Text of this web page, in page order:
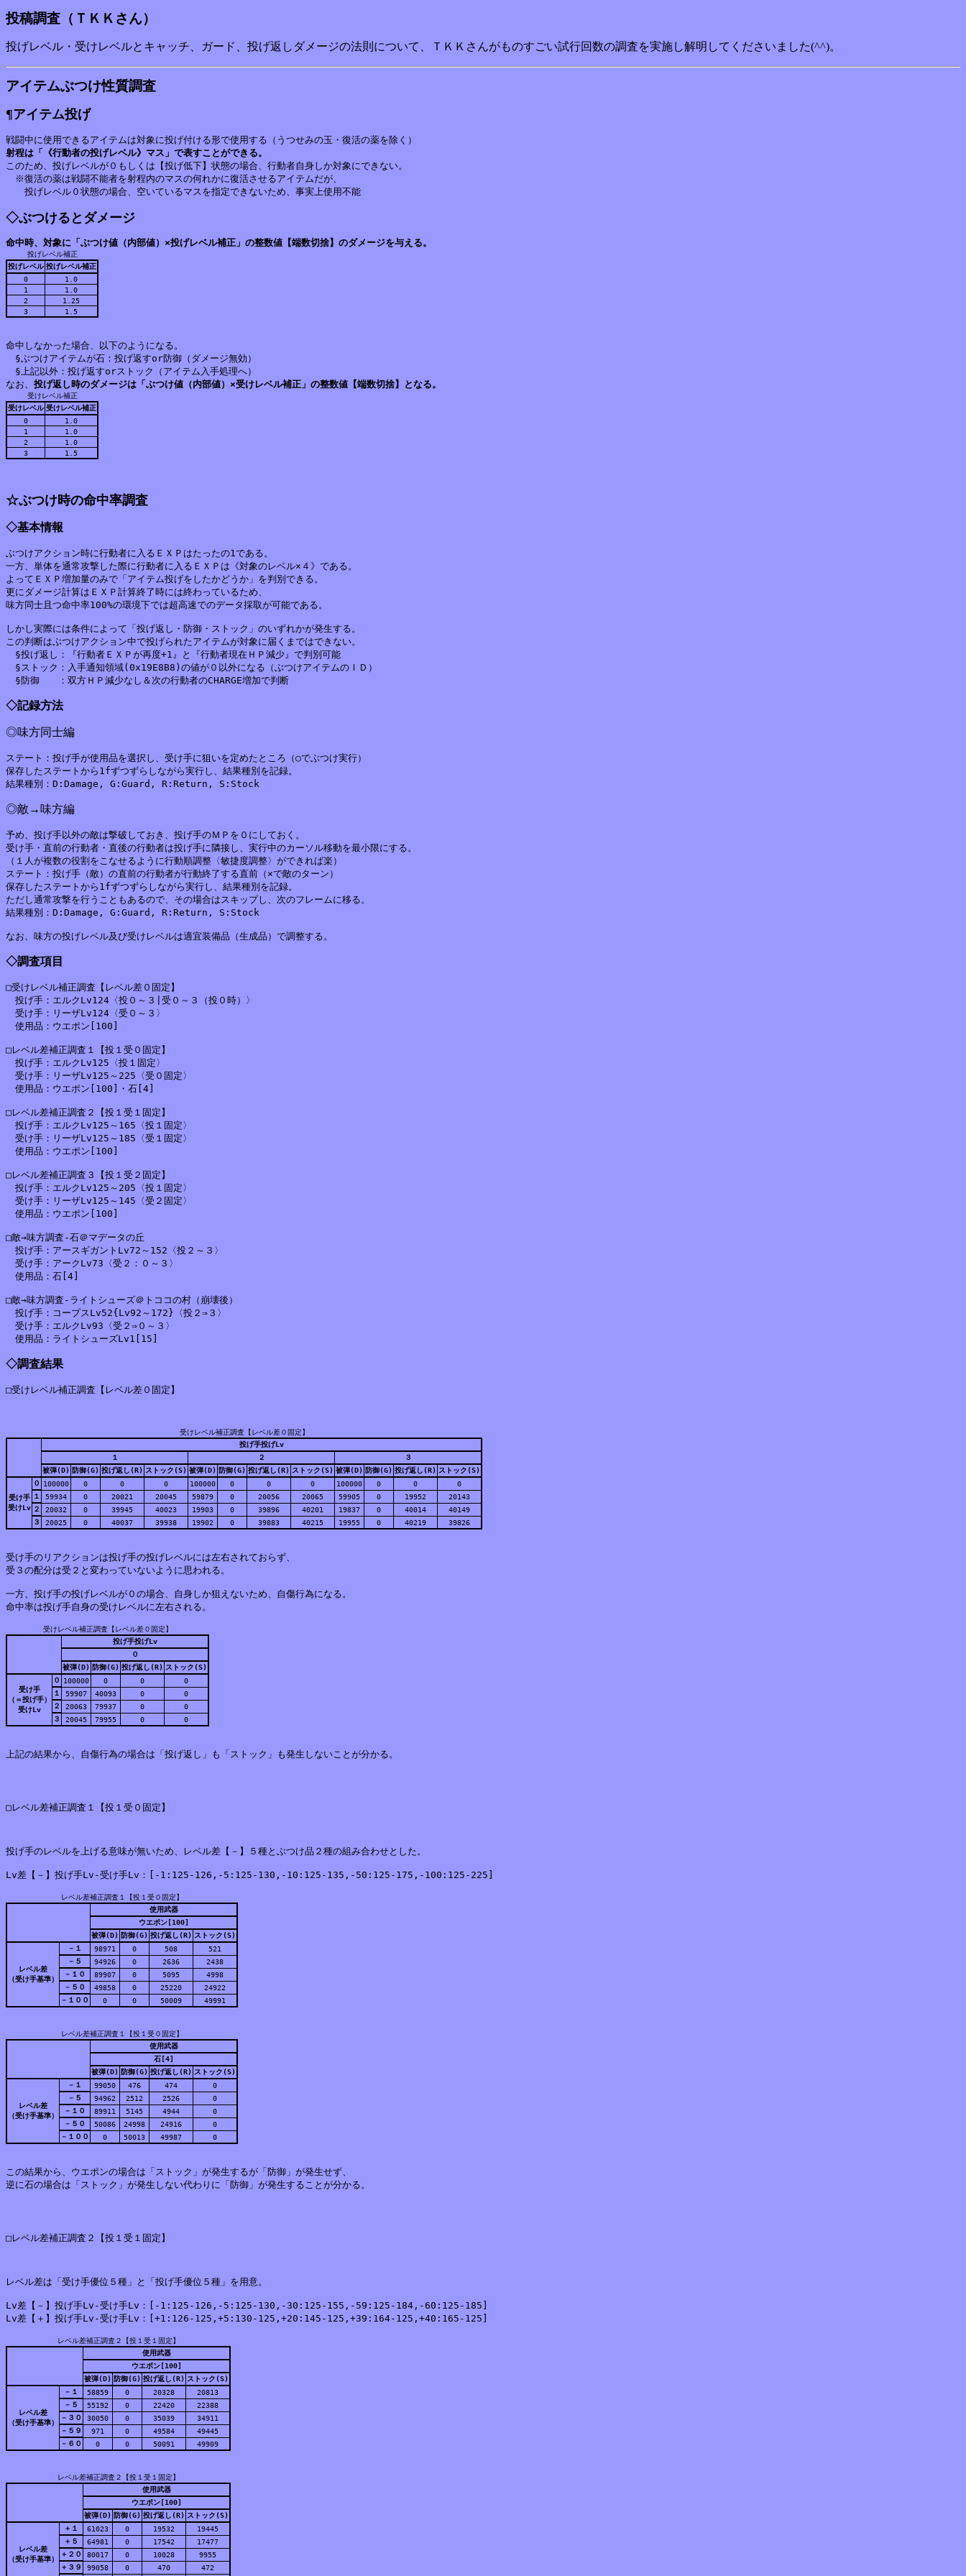
投稿調査（ＴＫＫさん）
投げレベル・受けレベルとキャッチ、ガード、投げ返しダメージの法則について、ＴＫＫさんがものすごい試行回数の調査を実施し解明してくださいました(^^)。
アイテムぶつけ性質調査
¶アイテム投げ
射程は「《行動者の投げレベル》マス」で表すことができる。
このため、投げレベルが０もしくは【投げ低下】状態の場合、行動者自身しか対象にできない。
※復活の薬は戦闘不能者を射程内のマスの何れかに復活させるアイテムだが、
◇ぶつけるとダメージ
命中時、対象に「ぶつけ値（内部値）×投げレベル補正」の整数値【端数切捨】のダメージを与える。
投げレベル補正
投げレベル 投げレベル補正
0
1.0
1
1.0
2
1.25
3
1.5
命中しなかった場合、以下のようになる。
§ぶつけアイテムが石：投げ返すor防御（ダメージ無効）
§上記以外：投げ返すorストック（アイテム入手処理へ）
なお、 投げ返し時のダメージは「ぶつけ値（内部値）×受けレベル補正」の整数値【端数切捨】となる。
受けレベル補正
受けレベル 受けレベル補正
0
1.0
1
1.0
2
1.0
3
1.5
☆ぶつけ時の命中率調査
◇基本情報
ぶつけアクション時に行動者に入るＥＸＰはたったの1である。
一方、単体を通常攻撃した際に行動者に入るＥＸＰは《対象のレベル×４》である。
よってＥＸＰ増加量のみで「アイテム投げをしたかどうか」を判別できる。
更にダメージ計算はＥＸＰ計算終了時には終わっているため、
味方同士且つ命中率100%の環境下では超高速でのデータ採取が可能である。
しかし実際には条件によって「投げ返し・防御・ストック」のいずれかが発生する。
この判断はぶつけアクション中で投げられたアイテムが対象に届くまではできない。
§投げ返し：『行動者ＥＸＰが再度+1』と『行動者現在ＨＰ減少』で判別可能
§ストック：入手通知領域(0x19E8B8)の値が０以外になる（ぶつけアイテムのＩＤ）
◇記録方法
◎味方同士編
ステート：投げ手が使用品を選択し、受け手に狙いを定めたところ（○でぶつけ実行）
保存したステートから1fずつずらしながら実行し、結果種別を記録。
◎敵→味方編
予め、投げ手以外の敵は撃破しておき、投げ手のＭＰを０にしておく。
受け手・直前の行動者・直後の行動者は投げ手に隣接し、実行中のカーソル移動を最小限にする。
（１人が複数の役割をこなせるように行動順調整〈敏捷度調整〉ができれば楽）
ステート：投げ手（敵）の直前の行動者が行動終了する直前（×で敵のターン）
保存したステートから1fずつずらしながら実行し、結果種別を記録。
ただし通常攻撃を行うこともあるので、その場合はスキップし、次のフレームに移る。
結果種別：D:Damage, G:Guard, R:Return, S:Stock
◇調査項目
□受けレベル補正調査【レベル差０固定】
投げ手：エルクLv124〈投０～３|受０～３（投０時）〉
受け手：リーザLv124〈受０～３〉
使用品：ウエポン[100]
□レベル差補正調査１【投１受０固定】
投げ手：エルクLv125〈投１固定〉
受け手：リーザLv125～225〈受０固定〉
使用品：ウエポン[100]・石[4]
□レベル差補正調査２【投１受１固定】
投げ手：エルクLv125～165〈投１固定〉
受け手：リーザLv125～185〈受１固定〉
使用品：ウエポン[100]
□レベル差補正調査３【投１受２固定】
投げ手：エルクLv125～205〈投１固定〉
受け手：リーザLv125～145〈受２固定〉
使用品：ウエポン[100]
□敵→味方調査‐石＠マデータの丘
投げ手：アースギガントLv72～152〈投２～３〉
受け手：アークLv73〈受２：０～３〉
使用品：石[4]
□敵→味方調査‐ライトシューズ＠トココの村（崩壊後）
投げ手：コープスLv52{Lv92～172}〈投２⇒３〉
受け手：エルクLv93〈受２⇒０～３〉
◇調査結果
□受けレベル補正調査【レベル差０固定】
受けレベル補正調査【レベル差０固定】
投げ手投げLv
１
２
３
被弾(D) 防御(G) 投げ返し(R) ストック(S) 被弾(D) 防御(G) 投げ返し(R) ストック(S) 被弾(D) 防御(G) 投げ返し(R) ストック(S)
受け手
受けLv
０ 100000 0 0 0 100000 0 0 0 100000 0 0
0
１
59934 0 20021 20045 59879 0 20056 20065 59905 0 19952
20143
２
20032 0 39945 40023 19903 0 39896 40201 19837 0 40014
40149
３
20025 0 40037 39938 19902 0 39883 40215 19955 0 40219 39826
受け手のリアクションは投げ手の投げレベルには左右されておらず、
受３の配分は受２と変わっていないように思われる。
一方、投げ手の投げレベルが０の場合、自身しか狙えないため、自傷行為になる。
命中率は投げ手自身の受けレベルに左右される。
受けレベル補正調査【レベル差０固定】
投げ手投げLv
０
被弾(D) 防御(G) 投げ返し(R) ストック(S)
受け手
（＝投げ手）
受けLv
０ 100000 0 0
0
１
59907 40093 0
0
２
20063 79937 0
0
３
20045 79955 0 0
上記の結果から、自傷行為の場合は「投げ返し」も「ストック」も発生しないことが分かる。
□レベル差補正調査１【投１受０固定】
投げ手のレベルを上げる意味が無いため、レベル差【－】５種とぶつけ品２種の組み合わせとした。
Lv差【－】投げ手Lv-受け手Lv：[-1:125-126,-5:125-130,-10:125-135,-50:125-175,-100:125-225]
レベル差補正調査１【投１受０固定】
使用武器
ウエポン[100]
被弾(D) 防御(G) 投げ返し(R) ストック(S)
レベル差
（受け手基準）
－１ 98971 0 508
521
－５
94926 0 2636
2438
－１０
89907 0 5095
4998
－５０
49858 0 25220
24922
－１００
0 0 50009 49991
レベル差補正調査１【投１受０固定】
使用武器
石[4]
被弾(D) 防御(G) 投げ返し(R) ストック(S)
レベル差
（受け手基準）
－１ 99050 476 474
0
－５
94962 2512 2526
0
－１０
89911 5145 4944
0
－５０
50086 24998 24916
0
－１００
0 50013 49987 0
この結果から、ウエポンの場合は「ストック」が発生するが「防御」が発生せず、
逆に石の場合は「ストック」が発生しない代わりに「防御」が発生することが分かる。
□レベル差補正調査２【投１受１固定】
レベル差は「受け手優位５種」と「投げ手優位５種」を用意。
Lv差【－】投げ手Lv-受け手Lv：[-1:125-126,-5:125-130,-30:125-155,-59:125-184,-60:125-185]
Lv差【＋】投げ手Lv-受け手Lv：[+1:126-125,+5:130-125,+20:145-125,+39:164-125,+40:165-125]
レベル差補正調査２【投１受１固定】
使用武器
ウエポン[100]
被弾(D) 防御(G) 投げ返し(R) ストック(S)
レベル差
（受け手基準）
－１ 58859 0 20328
20813
－５
55192 0 22420
22388
－３０
30050 0 35039
34911
－５９
971 0 49584
49445
－６０
0 0 50091 49909
レベル差補正調査２【投１受１固定】
使用武器
ウエポン[100]
被弾(D) 防御(G) 投げ返し(R) ストック(S)
レベル差
（受け手基準）
＋１ 61023 0 19532
19445
＋５
64981 0 17542
17477
＋２０
80017 0 10028
9955
＋３９
99058 0 470
472